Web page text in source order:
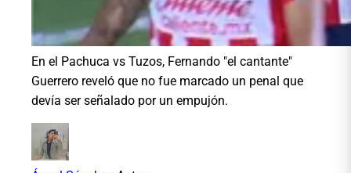
En el Pachuca vs Tuzos, Fernando "el cantante"
Guerrero reveló que no fue marcado un penal que
devía ser señalado por un empujón.